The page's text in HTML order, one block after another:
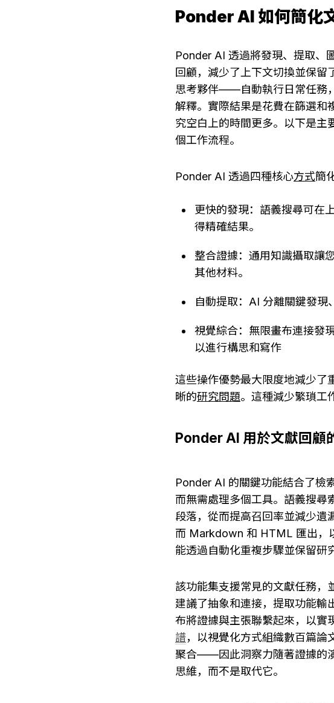
Ponder AI 如何簡化
Ponder AI 透過將發現、提取、
回顧，減少了上下文切換並保
思考夥伴——自動執行日常任務
解釋。實際結果是花費在篩選和
究空白上的時間更多。以下是主
個工作流程。
Ponder AI 透過四種核心方式簡
更快的發現：語義搜尋可在
得精確結果。
整合證據：通用知識攝取讓
其他材料。
自動提取：AI 分離關鍵發現
視覺綜合：無限畫布連接發
以進行構思和寫作
這些操作優勢最大限度地減少了
晰的研究問題。這種減少繁瑣工
Ponder AI 用於文獻回顧
Ponder AI 的關鍵功能結合了檢
而無需處理多個工具。語義搜尋
段落，從而提高召回率並減少遺
而 Markdown 和 HTML 匯出，
能透過自動化重複步驟並保留研
該功能集支援常見的文獻任務
建議了抽象和連接，提取功能輸
布將證據與主張聯繫起來，以實
譜，以視覺化方式組織數百篇
聚合——因此洞察力隨著證據的
思維，而不是取代它。